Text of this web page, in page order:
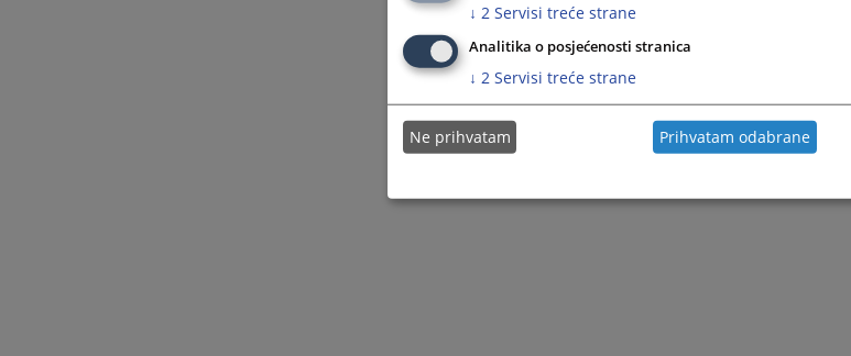
↓ 2 Servisi treće strane
Analitika o posjećenosti stranica
↓ 2 Servisi treće strane
Ne prihvatam Prihvatam odabrane